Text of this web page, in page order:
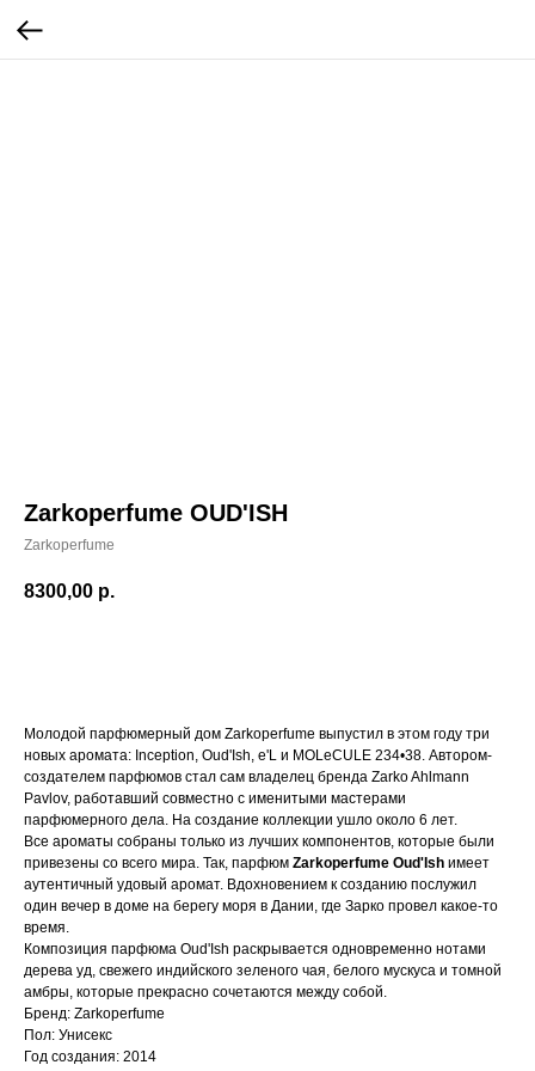
Zarkoperfume OUD'ISH
Zarkoperfume
8300,00 р.
Молодой парфюмерный дом Zarkoperfume выпустил в этом году три
новых аромата: Inception, Oud'Ish, e'L и MOLeCULE 234•38. Автором-
создателем парфюмов стал сам владелец бренда Zarko Ahlmann
Pavlov, работавший совместно с именитыми мастерами
парфюмерного дела. На создание коллекции ушло около 6 лет.
Все ароматы собраны только из лучших компонентов, которые были
привезены со всего мира. Так, парфюм Zarkoperfume Oud'Ish имеет
аутентичный удовый аромат. Вдохновением к созданию послужил
один вечер в доме на берегу моря в Дании, где Зарко провел какое-то
время.
Композиция парфюма Oud'Ish раскрывается одновременно нотами
дерева уд, свежего индийского зеленого чая, белого мускуса и томной
амбры, которые прекрасно сочетаются между собой.
Бренд: Zarkoperfume
Пол: Унисекс
Год создания: 2014